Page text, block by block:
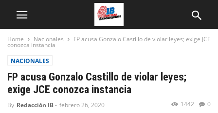
Home Nacionales FP acusa Gonzalo Castillo de violar leyes; exige JCE
conozca instancia
NACIONALES
FP acusa Gonzalo Castillo de violar leyes;
exige JCE conozca instancia
By Redacción IB- febrero 26, 2020 0
1442